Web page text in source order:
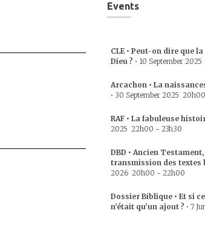
Events
CLE • Peut-on dire que
Dieu ? • 10 September 2025
Arcachon • La
• 30 September 2025 20h00
RAF • La fabuleuse
2025 22h00 - 23h30
DBD • Ancien
transmission des textes
2026 20h00 - 22h00
Dossier Biblique • Et si
n’était qu’un ajout ? • 7